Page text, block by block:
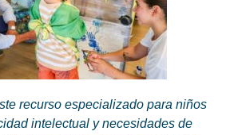
recurso especializado para niños
intelectual y necesidades de